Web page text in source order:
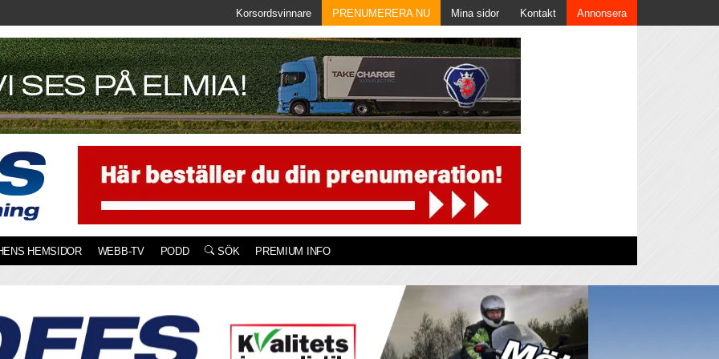
Korsordsvinnare PRENUMERERA NU Mina sidor Kontakt Annonsera
HEMSIDOR WEBB-TV PODD SÖK PREMIUM INFO